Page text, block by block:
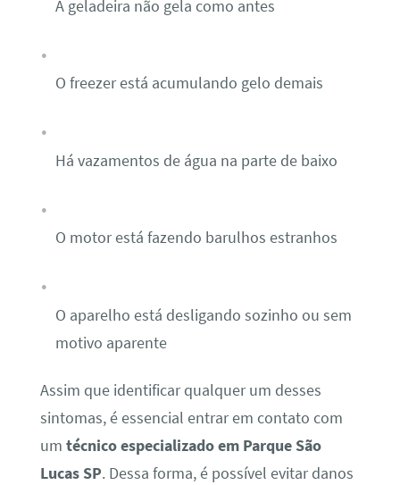
A geladeira não gela como antes
O freezer está acumulando gelo demais
Há vazamentos de água na parte de baixo
O motor está fazendo barulhos estranhos
O aparelho está desligando sozinho ou sem
motivo aparente
Assim que identificar qualquer um desses
sintomas, é essencial entrar em contato com
um técnico especializado em Parque São
Lucas SP. Dessa forma, é possível evitar danos